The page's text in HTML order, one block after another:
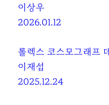
이상우
2026.01.12
롤렉스 코스모그래프
이재섭
2025.12.24